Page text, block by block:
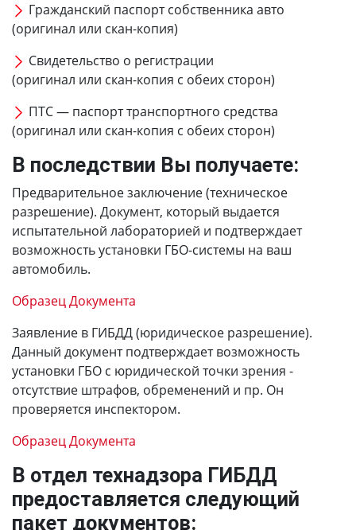
Гражданский паспорт собственника авто
(оригинал или скан-копия)
Свидетельство о регистрации
(оригинал или скан-копия с обеих сторон)
ПТС — паспорт транспортного средства
(оригинал или скан-копия с обеих сторон)
В последствии Вы получаете:
Предварительное заключение (техническое
разрешение). Документ, который выдается
испытательной лабораторией и подтверждает
возможность установки ГБО-системы на ваш
автомобиль.
Образец Документа
Заявление в ГИБДД (юридическое разрешение).
Данный документ подтверждает возможность
установки ГБО с юридической точки зрения -
отсутствие штрафов, обременений и пр. Он
проверяется инспектором.
Образец Документа
В отдел технадзора ГИБДД
предоставляется следующий
пакет документов: